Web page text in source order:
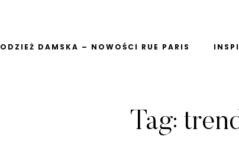
ODZIEŻ DAMSKA – NOWOŚCI RUE PARIS
Tag: